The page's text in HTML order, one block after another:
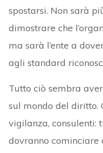
spostarsi. Non sarà
dimostrare che
ma sarà l’ente a
agli standard
Tutto ciò sembra
sul mondo del diritto.
vigilanza, consulenti:
dovranno cominciare